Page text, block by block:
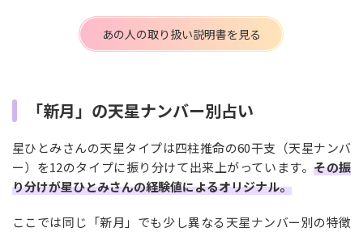
あの人の取り扱い説明書を見る
「新月」の天星ナンバー別占い
星ひとみさんの天星タイプは四柱推命の60干支（天星ナンバ
ー）を12のタイプに振り分けて出来上がっています。その振
り分けが星ひとみさんの経験値によるオリジナル。
ここでは同じ「新月」でも少し異なる天星ナンバー別の特徴